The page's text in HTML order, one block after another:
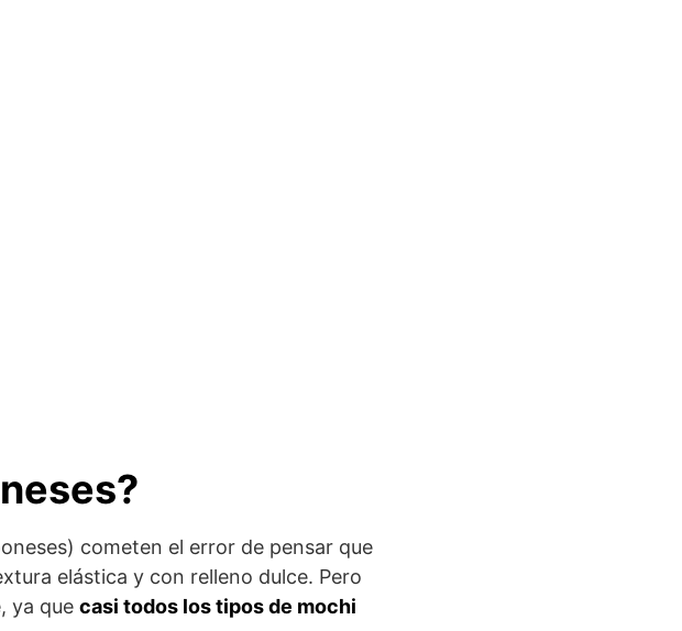
cometen el error de pensar que
elástica y con relleno dulce. Pero
ya que casi todos los tipos de mochi